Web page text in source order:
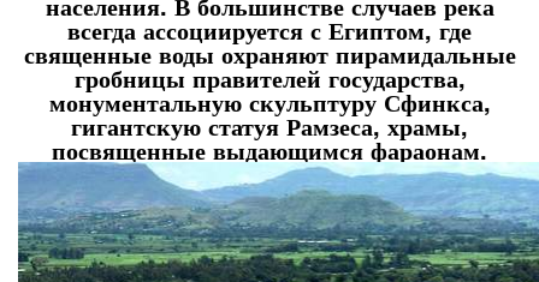
всегда ассоциируется с Египтом, где
священные воды охраняют пирамидальные
гробницы правителей государства,
монументальную скульптуру Сфинкса,
гигантскую статуя Рамзеса, храмы,
посвященные выдающимся фараонам.